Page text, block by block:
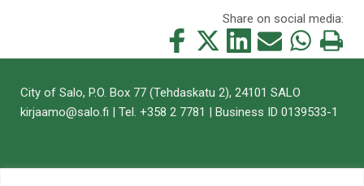
Share on social media:
Share
this
Facebook
Share
this
Twitter
Share
this
LinkedIn
Share
this
Mail
Share
this
WhatsApp
Print
this
City of Salo, P.O. Box 77 (Tehdaskatu 2), 24101 SALO
kirjaamo@salo.fi | Tel. +358 2 7781 | Business ID 0139533-1